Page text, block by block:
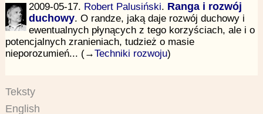
2009-05-17. Robert Palusiński. Ranga i rozwój
duchowy. O randze, jaką daje rozwój duchowy i
ewentualnych płynących z tego korzyściach, ale i o
potencjalnych zranieniach, tudzież o masie
nieporozumień... (→Techniki rozwoju)
Teksty
English